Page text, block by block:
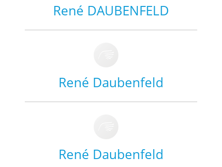
René DAUBENFELD
René Daubenfeld
René Daubenfeld